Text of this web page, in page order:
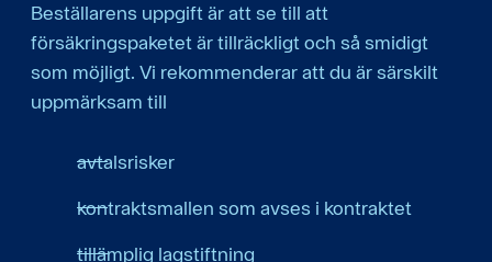
Beställarens uppgift är att se till att
försäkringspaketet är tillräckligt och så smidigt
som möjligt. Vi rekommenderar att du är särskilt
uppmärksam till
avtalsrisker
kontraktsmallen som avses i kontraktet
tillämplig lagstiftning